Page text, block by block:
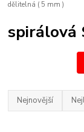
dělitelná ( 5 mm )
spirálová
Nejnovější